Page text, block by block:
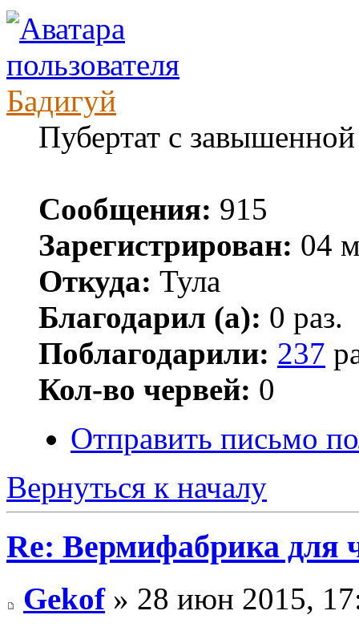
Бадигуй
Пубертат с
Сообщения: 915
Зарегистрирован: 04
Откуда: Тула
Благодарил (а): 0 раз.
Поблагодарили: 237
Кол-во червей: 0
Отправить письмо
Вернуться к началу
Re: Вермифабрика для
Gekof» 28 июн 2015,